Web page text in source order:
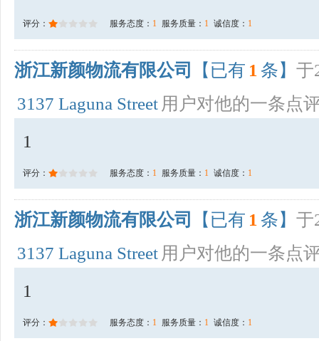
评分： 服务态度： 1 服务质量： 1 诚信度： 1
浙江新颜物流有限公司 【已有 1 条】 于
3137 Laguna Street 用户对他的一条点
1
评分： 服务态度： 1 服务质量： 1 诚信度： 1
浙江新颜物流有限公司 【已有 1 条】 于
3137 Laguna Street 用户对他的一条点
1
评分： 服务态度： 1 服务质量： 1 诚信度： 1